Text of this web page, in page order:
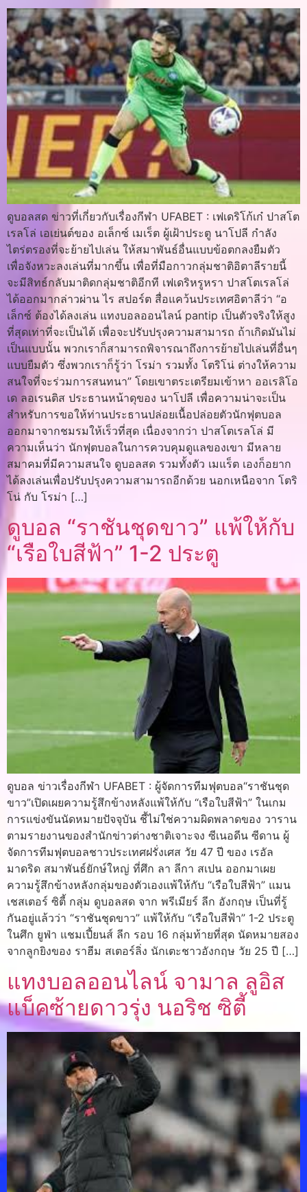
ดูบอลสด ข่าวที่เกี่ยวกับเรื่องกีฬา UFABET : เฟเดริโก้เก๋ ปาสโต
เรลโล่ เอเย่นต์ของ อเล็กซ์ เมเร็ต ผู้เฝ้าประตู นาโปลี กำลัง
ไตร่ตรองที่จะย้ายไปเล่น ให้สมาพันธ์อื่นแบบข้อตกลงยืมตัว
เพื่อจังหวะลงเล่นที่มากขึ้น เพื่อที่มือกาวกลุ่มชาติอิตาลีรายนี้
จะมีสิทธ์กลับมาติดกลุ่มชาติอีกที เฟเดริหรูหรา ปาสโตเรลโล่
ได้ออกมากล่าวผ่าน ไร สปอร์ต สื่อแคว้นประเทศอิตาลีว่า “อ
เล็กซ์ ต้องได้ลงเล่น แทงบอลออนไลน์ pantip เป็นตัวจริงให้สูง
ที่สุดเท่าที่จะเป็นได้ เพื่อจะปรับปรุงความสามารถ ถ้าเกิดมันไม่
เป็นแบบนั้น พวกเราก็สามารถพิจารณาถึงการย้ายไปเล่นที่อื่นๆ
แบบยืมตัว ซึ่งพวกเราก็รู้ว่า โรม่า รวมทั้ง โตริโน่ ต่างให้ความ
สนใจที่จะร่วมการสนทนา” โดยเขาตระเตรียมเข้าหา ออเรลิโอ
เด ลอเรนติส ประธานหน้าดุของ นาโปลี เพื่อความน่าจะเป็น
สำหรับการขอให้ท่านประธานปล่อยเนื้อปล่อยตัวนักฟุตบอล
ออกมาจากชมรมให้เร็วที่สุด เนื่องจากว่า ปาสโตเรลโล่ มี
ความเห็นว่า นักฟุตบอลในการควบคุมดูแลของเขา มีหลาย
สมาคมที่มีความสนใจ ดูบอลสด รวมทั้งตัว เมแร็ต เองก็อยาก
ได้ลงเล่นเพื่อปรับปรุงความสามารถอีกด้วย นอกเหนือจาก โตริ
โน่ กับ โรม่า […]
ดูบอล “ราชันชุดขาว” แพ้ให้กับ
“เรือใบสีฟ้า” 1-2 ประตู
ดูบอล ข่าวเรื่องกีฬา UFABET : ผู้จัดการทีมฟุตบอล“ราชันชุด
ขาว”เปิดเผยความรู้สึกข้างหลังแพ้ให้กับ “เรือใบสีฟ้า” ในเกม
การแข่งขันนัดหมายปัจจุบัน ชี้ไม่ใช่ความผิดพลาดของ วาราน
ตามรายงานของสำนักข่าวต่างชาติเจาะจง ซีเนอดีน ซีดาน ผู้
จัดการทีมฟุตบอลชาวประเทศฝรั่งเศส วัย 47 ปี ของ เรอัล
มาดริด สมาพันธ์ยักษ์ใหญ่ ที่ศึก ลา ลีกา สเปน ออกมาเผย
ความรู้สึกข้างหลังกลุ่มของตัวเองแพ้ให้กับ “เรือใบสีฟ้า” แมน
เชสเตอร์ ซิตี้ กลุ่ม ดูบอลสด จาก พรีเมียร์ ลีก อังกฤษ เป็นที่รู้
กันอยู่แล้วว่า “ราชันชุดขาว” แพ้ให้กับ “เรือใบสีฟ้า” 1-2 ประตู
ในศึก ยูฟ่า แชมเปี้ยนส์ ลีก รอบ 16 กลุ่มท้ายที่สุด นัดหมายสอง
จากลูกยิงของ ราฮีม สเตอร์ลิ่ง นักเตะชาวอังกฤษ วัย 25 ปี […]
แทงบอลออนไลน์ จามาล ลูอิส
แบ็คซ้ายดาวรุ่ง นอริช ซิตี้